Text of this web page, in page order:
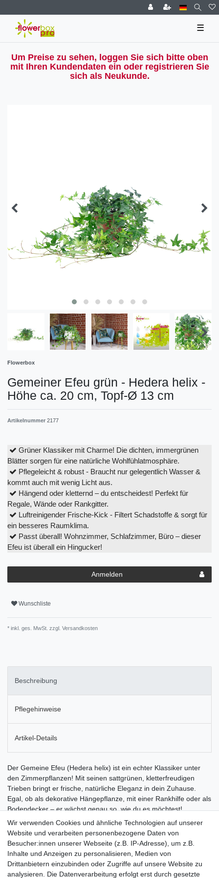
☰
Um Preise zu sehen, loggen Sie sich bitte oben
mit Ihren Kundendaten ein oder registrieren Sie
sich als Neukunde.
Flowerbox
Gemeiner Efeu grün - Hedera helix -
Höhe ca. 20 cm, Topf-Ø 13 cm
Artikelnummer 2177
Grüner Klassiker mit Charme! Die dichten, immergrünen
Blätter sorgen für eine natürliche Wohlfühlatmosphäre.
Pflegeleicht & robust - Braucht nur gelegentlich Wasser &
kommt auch mit wenig Licht aus.
Hängend oder kletternd – du entscheidest! Perfekt für
Regale, Wände oder Rankgitter.
Luftreinigender Frische-Kick - Filtert Schadstoffe & sorgt für
ein besseres Raumklima.
Passt überall! Wohnzimmer, Schlafzimmer, Büro – dieser
Efeu ist überall ein Hingucker!
Anmelden
Wunschliste
* inkl. ges. MwSt. zzgl. Versandkosten
Beschreibung
Pflegehinweise
Artikel-Details
Der Gemeine Efeu (Hedera helix) ist ein echter Klassiker unter
den Zimmerpflanzen! Mit seinen sattgrünen, kletterfreudigen
Trieben bringt er frische, natürliche Eleganz in dein Zuhause.
Egal, ob als dekorative Hängepflanze, mit einer Rankhilfe oder als
Bodendecker – er wächst genau so, wie du es möchtest!
Pflegeleicht & vielseitig Dieser Efeu ist ein echtes Naturtalent! Er
fühlt sich an halbschattigen bis schattigen Plätzen wohl, braucht
nur gelegentlich Wasser und wächst zuverlässig weiter – perfekt
für Anfänger oder Vielbeschäftigte. Wächst, wie du es willst Du
kannst ihn als stilvolle Hängepflanze von einem Regal
herabranken lassen oder ihn mit einer Rankhilfe nach oben leiten
Wir verwenden Cookies und ähnliche Technologien auf unserer
Website und verarbeiten personenbezogene Daten von
Besucher:innen unserer Webseite (z.B. IP-Adresse), um z.B.
Inhalte und Anzeigen zu personalisieren, Medien von
Drittanbietern einzubinden oder Zugriffe auf unsere Website zu
analysieren. Die Datenverarbeitung erfolgt erst durch gesetzte